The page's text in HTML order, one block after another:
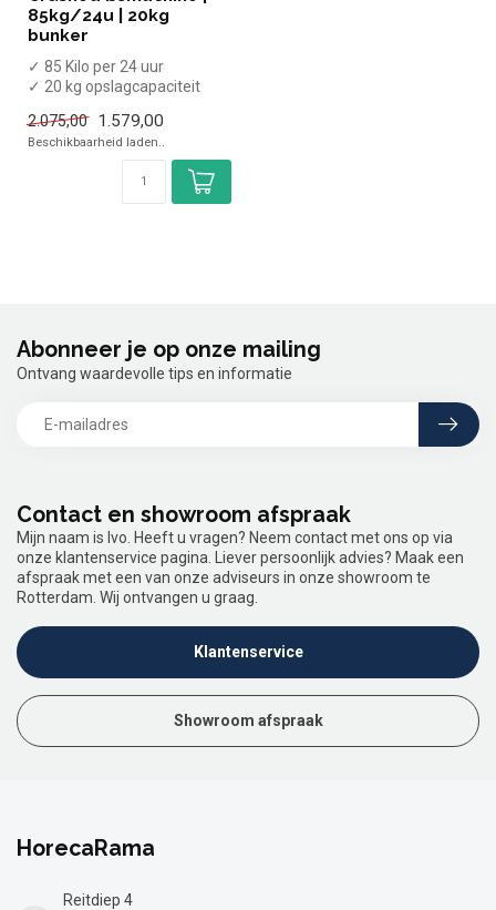
85kg/24u | 20kg
bunker
✓ 85 Kilo per 24 uur
✓ 20 kg opslagcapaciteit
✓ Breedte 55,7 cm...
2.075,00 1.579,00
Beschikbaarheid laden..
Contact en showroom afspraak
Mijn naam is Ivo. Heeft u vragen? Neem contact met ons op via
onze klantenservice pagina. Liever persoonlijk advies? Maak een
afspraak met een van onze adviseurs in onze showroom te
Rotterdam. Wij ontvangen u graag.
Klantenservice
Showroom afspraak
Abonneer je op onze mailing
Ontvang waardevolle tips en informatie
HorecaRama
Reitdiep 4